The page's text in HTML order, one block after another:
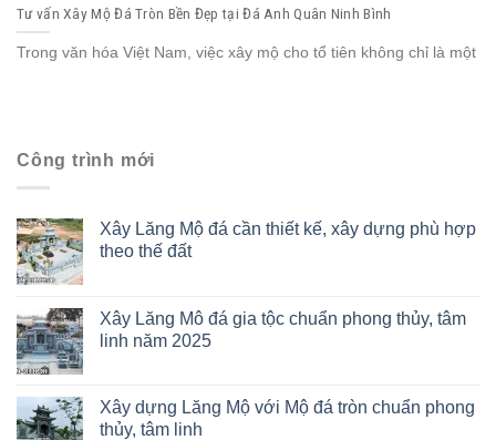
Tư vấn Xây Mộ Đá Tròn Bền Đẹp tại Đá Anh Quân Ninh Bình
Trong văn hóa Việt Nam, việc xây mộ cho tổ tiên không chỉ là một
Công trình mới
Xây Lăng Mộ đá cần thiết kế, xây dựng phù hợp
theo thế đất
Xây Lăng Mô đá gia tộc chuẩn phong thủy, tâm
linh năm 2025
Xây dựng Lăng Mộ với Mộ đá tròn chuẩn phong
thủy, tâm linh